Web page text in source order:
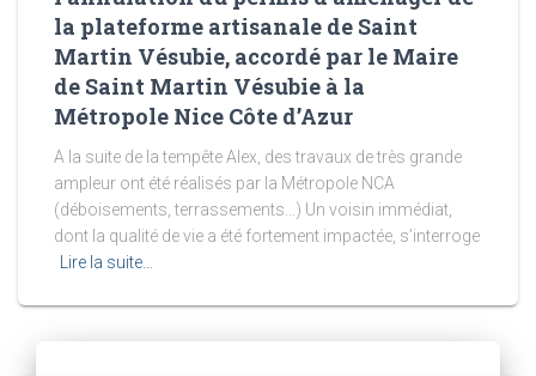
la plateforme artisanale de Saint
Martin Vésubie, accordé par le Maire
de Saint Martin Vésubie à la
Métropole Nice Côte d’Azur
A la suite de la tempête Alex, des travaux de très grande
ampleur ont été réalisés par la Métropole NCA
(déboisements, terrassements…) Un voisin immédiat,
dont la qualité de vie a été fortement impactée, s’interroge
Lire la suite…